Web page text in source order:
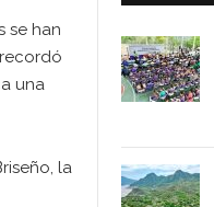
se han
una
la